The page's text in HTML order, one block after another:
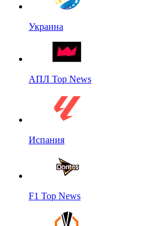
Украина
АПЛ Top News
Испания
F1 Top News